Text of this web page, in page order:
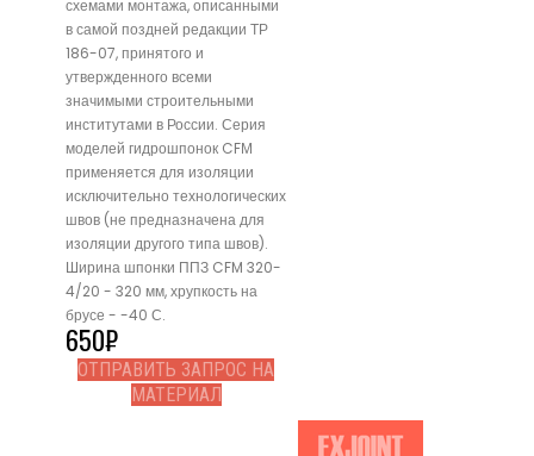
схемами монтажа, описанными
в самой поздней редакции ТР
186-07, принятого и
утвержденного всеми
значимыми строительными
институтами в России. Серия
моделей гидрошпонок CFМ
применяется для изоляции
исключительно технологических
швов (не предназначена для
изоляции другого типа швов).
Ширина шпонки ППЗ CFM 320-
4/20 - 320 мм, хрупкость на
брусе - -40 С.
650₽
ОТПРАВИТЬ ЗАПРОС НА
МАТЕРИАЛ